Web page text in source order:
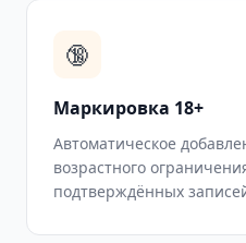
🔞
Маркировка 18+
Автоматическое
возрастного
подтверждённых